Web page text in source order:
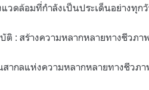
แวดล้อมที่กำลังเป็นประเด็นอย่างทุ
ติ : สร้างความหลากหลายทางชีวภา
ากลแห่งความหลากหลายทางชีวภา